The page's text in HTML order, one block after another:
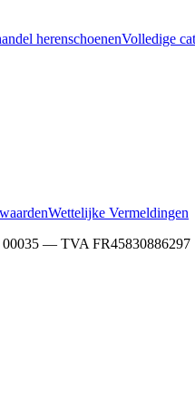
herenschoenenVolledige
Wettelijke Vermeldingen
— TVA FR45830886297